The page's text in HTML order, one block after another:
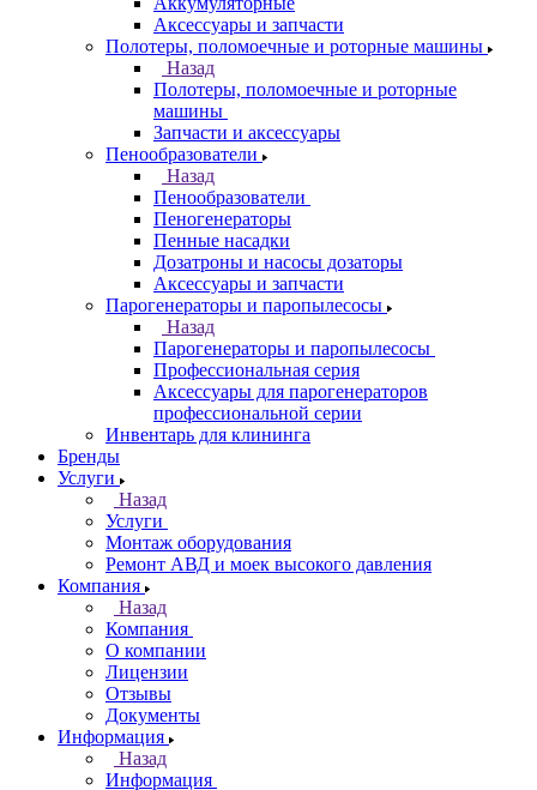
Аксессуары и запчасти
Полотеры, поломоечные и роторные машины
Назад
Полотеры, поломоечные и роторные
машины
Запчасти и аксессуары
Пенообразователи
Назад
Пенообразователи
Пеногенераторы
Пенные насадки
Дозатроны и насосы дозаторы
Аксессуары и запчасти
Парогенераторы и паропылесосы
Назад
Парогенераторы и паропылесосы
Профессиональная серия
Аксессуары для парогенераторов
профессиональной серии
Инвентарь для клининга
Бренды
Услуги
Назад
Услуги
Монтаж оборудования
Ремонт АВД и моек высокого давления
Компания
Назад
Компания
О компании
Лицензии
Отзывы
Документы
Информация
Назад
Информация